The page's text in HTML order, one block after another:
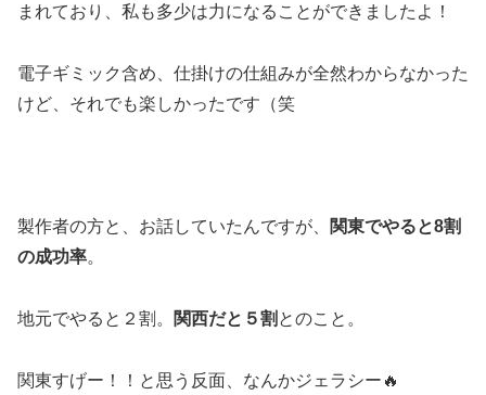
まれており、私も多少は力になることができましたよ！
電子ギミック含め、仕掛けの仕組みが全然わからなかった
けど、それでも楽しかったです（笑
製作者の方と、お話していたんですが、
関東でやると8割
の成功率。
地元でやると２割。 関西だと５割 とのこと。
関東すげー！！と思う反面、なんかジェラシー🔥